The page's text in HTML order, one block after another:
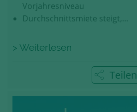
Vorjahresniveau
Durchschnittsmiete steigt,…
> Weiterlesen
Teilen